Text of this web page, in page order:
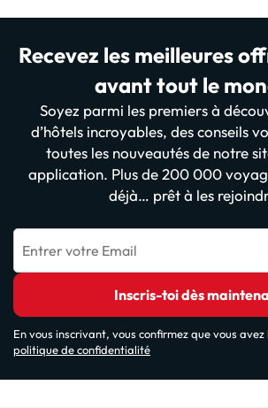
Recevez les meilleures
avant tout le
Soyez parmi les premiers à
d’hôtels incroyables, des conseils
toutes les nouveautés de notre
application. Plus de 200 000
déjà… prêt à les
Entrer votre Email
Inscris-toi dès
En vous inscrivant, vous confirmez que vous
politique de confidentialité